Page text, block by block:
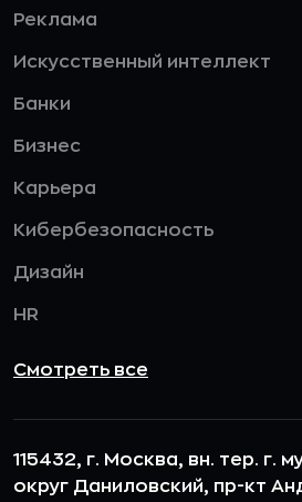
Реклама
Искусственный интеллект
Банки
Бизнес
Карьера
Кибербезопасность
Дизайн
HR
Смотреть все
115432, г. Москва, вн. тер. г.
округ Даниловский, пр-кт